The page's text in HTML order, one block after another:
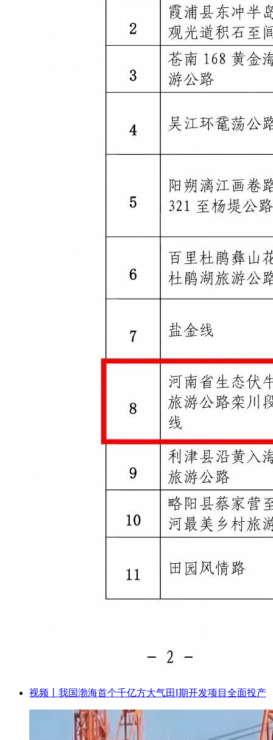
视频丨我国渤海首个千亿方大气田Ⅰ期开发项目全面投产